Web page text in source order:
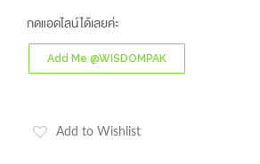
กดแอดไลน์ได้เลยค่ะ
Add Me @WISDOMPAK
Add to Wishlist